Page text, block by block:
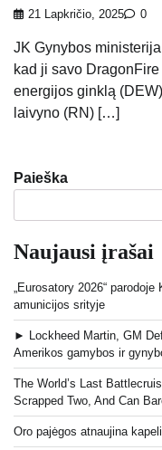
21 Lapkričio, 2025 0
JK Gynybos
kad ji savo
energijos ginklą
laivyno (RN) […]
Paieška
Naujausi įrašai
„Eurosatory 2026“
amunicijos srityje
► Lockheed Martin, GM
Amerikos gamybos ir
The World’s Last
Scrapped Two, And Can
Oro pajėgos atnaujina